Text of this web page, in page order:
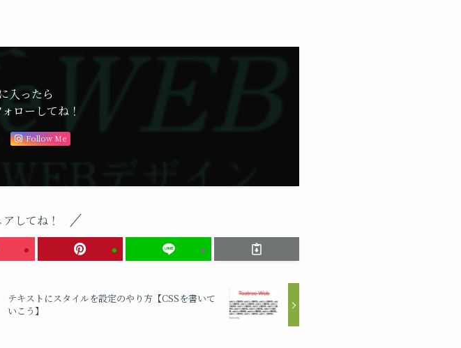
入ったら
ローしてね！
Follow Me
してね！
テキストにスタイルを設定のやり方【CSSを書いて
いこう】